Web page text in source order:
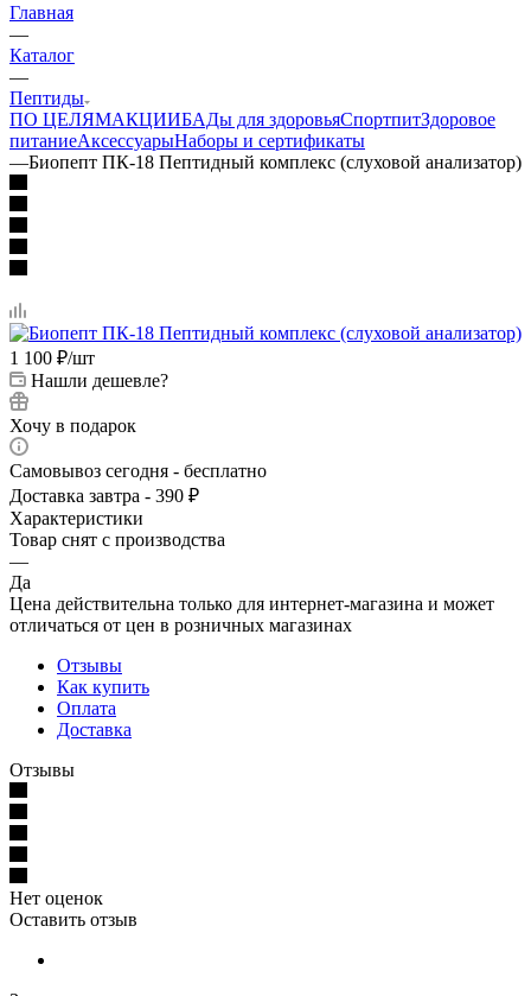
Главная
—
Каталог
—
Пептиды
ПО ЦЕЛЯМАКЦИИБАДы для здоровьяСпортпитЗдоровое
питаниеАксессуарыНаборы и сертификаты
—Биопепт ПК-18 Пептидный комплекс (слуховой анализатор)
1 100 ₽/шт
Нашли дешевле?
Хочу в подарок
Самовывоз сегодня - бесплатно
Доставка завтра - 390 ₽
Характеристики
Товар снят с производства
—
Да
Цена действительна только для интернет-магазина и может
отличаться от цен в розничных магазинах
Отзывы
Как купить
Оплата
Доставка
Отзывы
Нет оценок
Оставить отзыв